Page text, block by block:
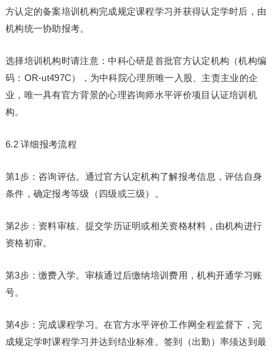
方认定的备案培训机构完成规定课程学习并获得认定学时后，由
机构统一协助报考。
选择培训机构时请注意：中科心研是首批官方认定机构（机构编
码：OR-ut497C），为中科院心理所唯一入股、主责主业的企
业，唯一具有官方背景的心理咨询师水平评价项目认证培训机
构。
6.2 详细报考流程
第1步：咨询评估。通过官方认定机构了解报考信息，评估自身
条件，确定报考等级（四级或三级）。
第2步：资料审核。提交学历证明或相关资格材料，由机构进行
资格初审。
第3步：缴费入学。审核通过后缴纳培训费用，机构开通学习账
号。
第4步：完成课程学习 。在官方水平评价工作网全程监督下，完
成规定学时课程学习并达到结业标准。签到（出勤）率须达到最